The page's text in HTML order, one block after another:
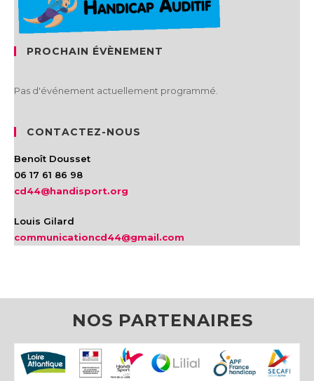
PROCHAIN ÉVÈNEMENT
Pas d'événement actuellement programmé.
CONTACTEZ-NOUS
Benoît Dousset
06 17 61 86 98
cd44@handisport.org
Louis Gilard
communicationcd44@gmail.com
NOS PARTENAIRES